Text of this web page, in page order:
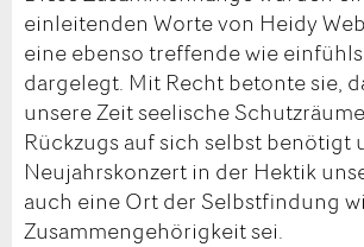
einleitenden Worte von Heidy
eine ebenso treffende wie
dargelegt. Mit Recht betonte sie,
unsere Zeit seelische
Rückzugs auf sich selbst benötigt
Neujahrskonzert in der Hektik
auch eine Ort der Selbstfindung
Zusammengehörigkeit sei.